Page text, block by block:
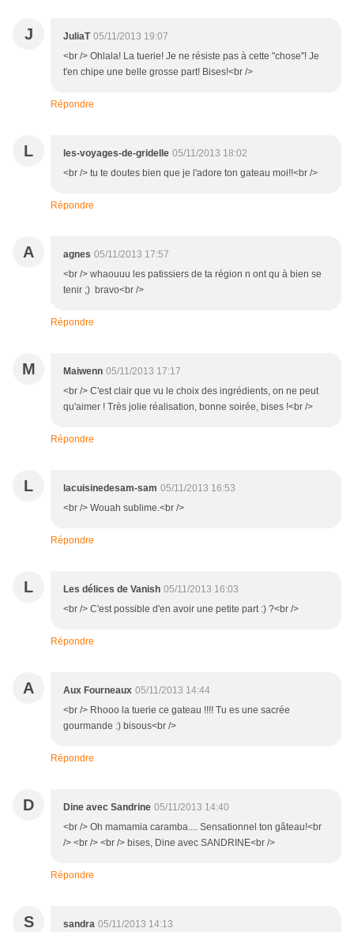
J JuliaT 05/11/2013 19:07
<br /> Ohlala! La tuerie! Je ne résiste pas à cette "chose"! Je
t'en chipe une belle grosse part! Bises!<br />
Répondre
L les-voyages-de-gridelle 05/11/2013 18:02
<br /> tu te doutes bien que je l'adore ton gateau moi!!<br />
Répondre
A agnes 05/11/2013 17:57
<br /> whaouuu les patissiers de ta région n ont qu à bien se
tenir ;) bravo<br />
Répondre
M Maiwenn 05/11/2013 17:17
<br /> C'est clair que vu le choix des ingrédients, on ne peut
qu'aimer ! Très jolie réalisation, bonne soirée, bises !<br />
Répondre
L lacuisinedesam-sam 05/11/2013 16:53
<br /> Wouah sublime.<br />
Répondre
L Les délices de Vanish 05/11/2013 16:03
<br /> C'est possible d'en avoir une petite part :) ?<br />
Répondre
A Aux Fourneaux 05/11/2013 14:44
<br /> Rhooo la tuerie ce gateau !!!! Tu es une sacrée
gourmande :) bisous<br />
Répondre
D Dine avec Sandrine 05/11/2013 14:40
<br /> Oh mamamia caramba.... Sensationnel ton gâteau!<br
/> <br /> <br /> bises, Dine avec SANDRINE<br />
Répondre
S sandra 05/11/2013 14:13